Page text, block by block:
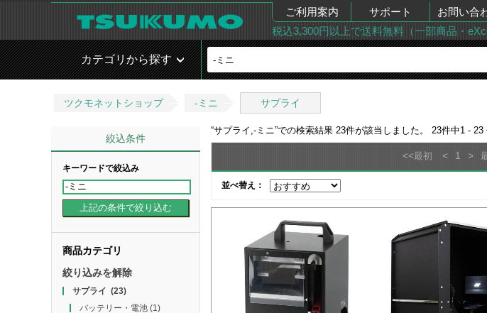
ご利用案内 サポート お問い合
税込3,300円以上で送料無料（一部商品・
カテゴリから探す
ツクモネットショップ -ミニ サプライ
絞込条件
キーワードで絞込み
商品カテゴリ
絞り込みを解除
サプライ (23)
バッテリー・電池(1)
“サプライ,-ミニ ”での検索結果 23件が該当しました。 23件中1 - 23
<<最初 < 1 >
並べ替え：